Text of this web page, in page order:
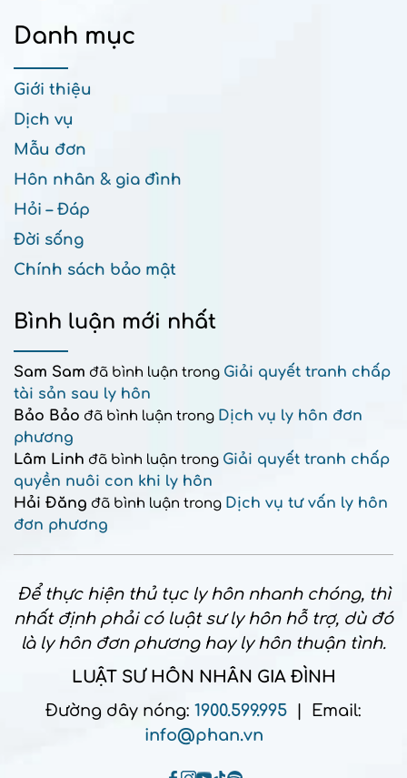
Danh mục
Giới thiệu
Dịch vụ
Mẫu đơn
Hôn nhân & gia đình
Hỏi – Đáp
Đời sống
Chính sách bảo mật
Bình luận mới nhất
Sam Sam đã bình luận trong Giải quyết tranh chấp
tài sản sau ly hôn
Bảo Bảo đã bình luận trong Dịch vụ ly hôn đơn
phương
Lâm Linh đã bình luận trong Giải quyết tranh chấp
quyền nuôi con khi ly hôn
Hải Đăng đã bình luận trong Dịch vụ tư vấn ly hôn
đơn phương
Để thực hiện thủ tục ly hôn nhanh chóng, thì
nhất định phải có luật sư ly hôn hỗ trợ, dù đó
là ly hôn đơn phương hay ly hôn thuận tình.
LUẬT SƯ HÔN NHÂN GIA ĐÌNH
Đường dây nóng: 1900.599.995 | Email:
info@phan.vn